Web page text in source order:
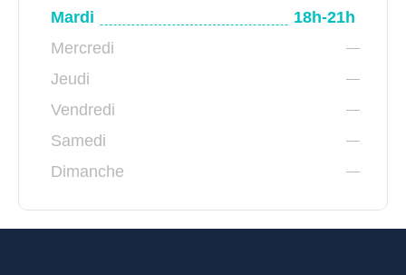
Mardi
18h-21h
Mercredi
Jeudi
Vendredi
Samedi
Dimanche